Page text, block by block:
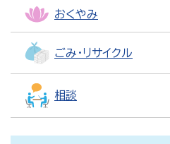
おくやみ
ごみ・リサイクル
相談